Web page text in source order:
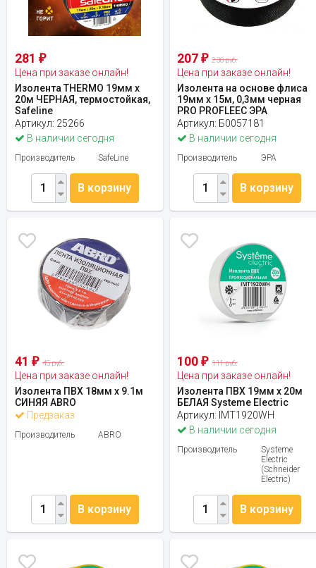
281 ₽
Цена при заказе онлайн!
Изолента THERMO 19мм х
20м ЧЕРНАЯ, термостойкая,
Safeline
Артикул: 25266
В наличии сегодня
Производитель SafeLine
В корзину
207₽ 230 руб.
Цена при заказе онлайн!
Изолента на основе флиса
19мм х 15м, 0,3мм черная
PRO PROFLEEC ЭРА
Артикул: Б0057181
В наличии сегодня
Производитель ЭРА
В корзину
41 ₽ 45 руб.
Цена при заказе онлайн!
Изолента ПВХ 18мм х 9.1м
СИНЯЯ ABRO
Предзаказ
Производитель ABRO
В корзину
100₽ 111 руб.
Цена при заказе онлайн!
Изолента ПВХ 19мм х 20м
БЕЛАЯ Systeme Electric
Артикул: IMT1920WH
В наличии сегодня
Производитель
Systeme
Electric
(Schneider
Electric)
В корзину